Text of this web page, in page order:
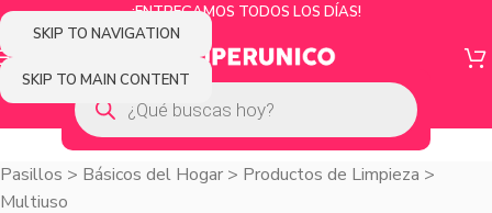
SKIP TO NAVIGATION
SKIP TO MAIN CONTENT
¡ENTREGAMOS TODOS LOS DÍAS!
Pasillos > Básicos del Hogar > Productos de Limpieza >
Multiuso